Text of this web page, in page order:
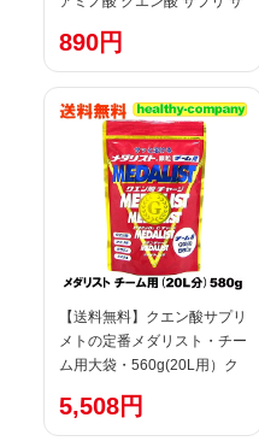
ト 男性 の活力 におすすめ！
スポーツ トレーニング 運動
ポイント消化 ポイント消費
1000円 以上で 送料無料
890円
【送料無料】クエン酸サプリ
メトの定番メダリスト・チー
ム用大袋・560g(20L用）ク
5,508円